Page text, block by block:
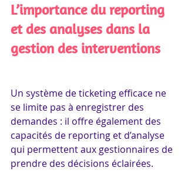
L’importance du reporting
et des analyses dans la
gestion des interventions
Un système de ticketing efficace ne
se limite pas à enregistrer des
demandes : il offre également des
capacités de reporting et d’analyse
qui permettent aux gestionnaires de
prendre des décisions éclairées.